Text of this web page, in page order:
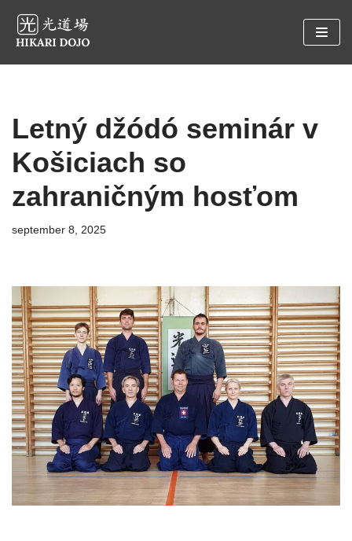
Preskočiť
na
Letný džódó seminár v
Košiciach so
zahraničným hosťom
september 8, 2025